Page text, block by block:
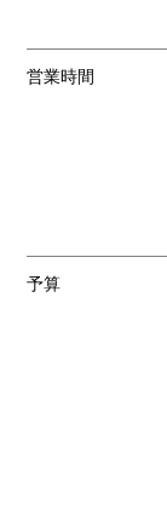
営業時間
予算